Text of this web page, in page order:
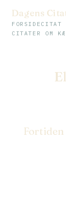
Dagens
FORSIDE CITAT
CITATER OM